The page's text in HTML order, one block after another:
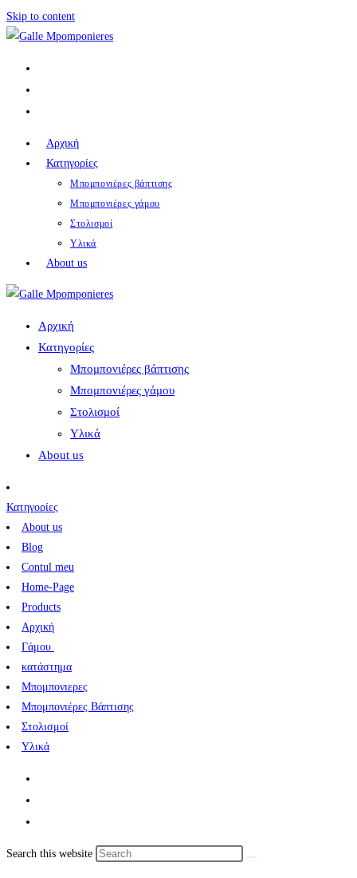
Skip to content
Αρχική
Κατηγορίες
Μπομπονιέρες βάπτισης
Μπομπονιέρες γάμου
Στολισμοί
Υλικά
About us
Αρχική
Κατηγορίες
Μπομπονιέρες βάπτισης
Μπομπονιέρες γάμου
Στολισμοί
Υλικά
About us
Κατηγορίες
About us
Blog
Contul meu
Home-Page
Products
Αρχική
Γάμου
κατάστημα
Μπομπονιερες
Μπομπονιέρες Βάπτισης
Στολισμοί
Υλικά
Search this website